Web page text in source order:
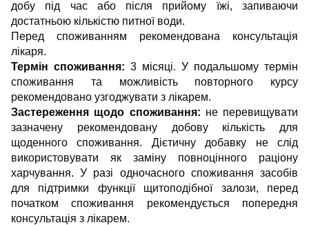
добу під час або після прийому їжі, запиваючи
достатньою кількістю питної води.
Перед споживанням рекомендована консультація
лікаря.
Термін споживання: 3 місяці. У подальшому термін
споживання та можливість повторного курсу
рекомендовано узгоджувати з лікарем.
Застереження щодо споживання: не перевищувати
зазначену рекомендовану добову кількість для
щоденного споживання. Дієтичну добавку не слід
використовувати як заміну повноцінного раціону
харчування. У разі одночасного споживання засобів
для підтримки функції щитоподібної залози, перед
початком споживання рекомендується попередня
консультація з лікарем.